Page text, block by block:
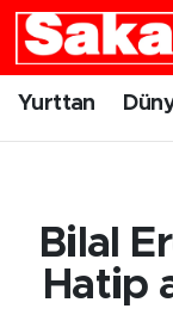
Yurttan
Bilal
Hatip
Yurttan
Gündem
Eskişehir
Eskişehir